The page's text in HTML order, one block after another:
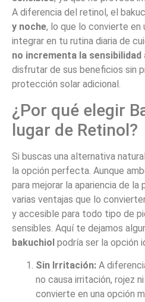
A diferencia del retinol, el
y noche, lo que lo convierte en
integrar en tu rutina diaria de
no incrementa la sensibilidad
disfrutar de sus beneficios sin
protección solar adicional.
¿Por qué elegir
lugar de Retinol?
Si buscas una alternativa
la opción perfecta. Aunque
para mejorar la apariencia de la
varias ventajas que lo
y accesible para todo tipo de
sensibles. Aquí te dejamos
bakuchiol podría ser la opción
Sin Irritación: A
no causa irritación, rojez
convierte en una opción